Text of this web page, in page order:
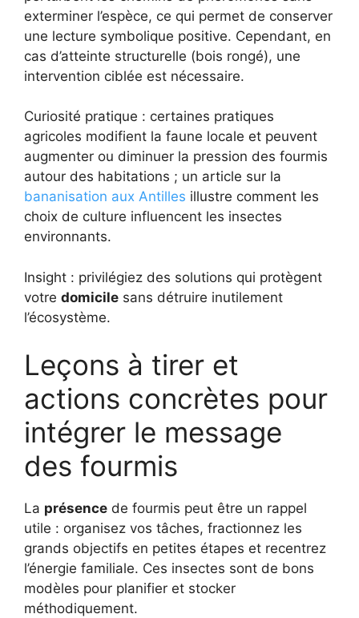
exterminer l’espèce, ce qui permet de conserver
une lecture symbolique positive. Cependant, en
cas d’atteinte structurelle (bois rongé), une
intervention ciblée est nécessaire.
Curiosité pratique : certaines pratiques
agricoles modifient la faune locale et peuvent
augmenter ou diminuer la pression des fourmis
autour des habitations ; un article sur la
bananisation aux Antilles illustre comment les
choix de culture influencent les insectes
environnants.
Insight : privilégiez des solutions qui protègent
votre domicile sans détruire inutilement
l’écosystème.
Leçons à tirer et
actions concrètes pour
intégrer le message
des fourmis
La présence de fourmis peut être un rappel
utile : organisez vos tâches, fractionnez les
grands objectifs en petites étapes et recentrez
l’énergie familiale. Ces insectes sont de bons
modèles pour planifier et stocker
méthodiquement.